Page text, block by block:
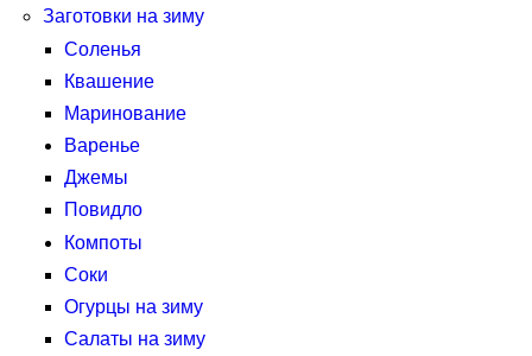
Заготовки на зиму
Соленья
Квашение
Маринование
Варенье
Джемы
Повидло
Компоты
Соки
Огурцы на зиму
Салаты на зиму